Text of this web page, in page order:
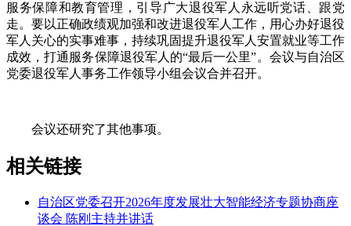
服务保障和教育管理，引导广大退役军人永远听党话、跟党
走。要以正确政绩观加强和改进退役军人工作，用心办好退役
军人关心的实事难事，持续巩固提升退役军人安置就业等工作
成效，打通服务保障退役军人的“最后一公里”。会议与自治区
党委退役军人事务工作领导小组会议合并召开。
会议还研究了其他事项。
相关链接
自治区党委召开2026年度发展壮大智能经济专题协商座
谈会 陈刚主持并讲话